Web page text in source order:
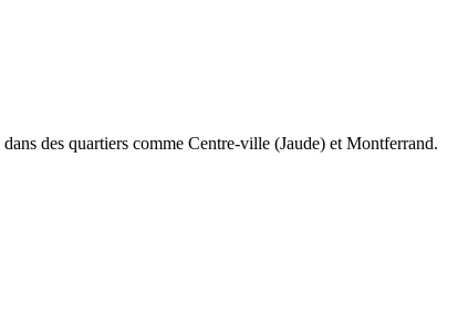
des quartiers comme Centre-ville (Jaude) et Montferrand.